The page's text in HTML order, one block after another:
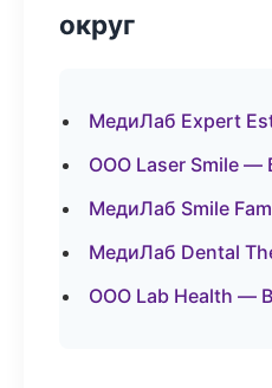
округ
МедиЛаб Expert
ООО Laser Smile —
МедиЛаб Smile
МедиЛаб Dental
ООО Lab Health —